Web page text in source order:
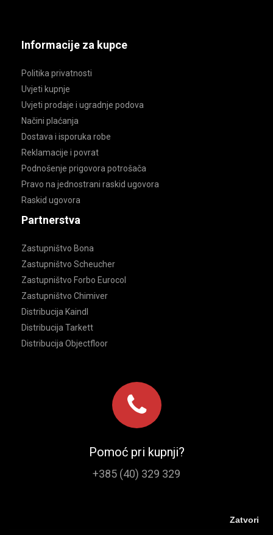
Zatvori
Informacije za kupce
Politika privatnosti
Uvjeti kupnje
Uvjeti prodaje i ugradnje podova
Načini plaćanja
Dostava i isporuka robe
Reklamacije i povrat
Podnošenje prigovora potrošača
Pravo na jednostrani raskid ugovora
Raskid ugovora
Partnerstva
Zastupništvo Bona
Zastupništvo Scheucher
Zastupništvo Forbo Eurocol
Zastupništvo Chimiver
Distribucija Kaindl
Distribucija Tarkett
Distribucija Objectfloor
Pomoć pri kupnji?
+385 (40) 329 329